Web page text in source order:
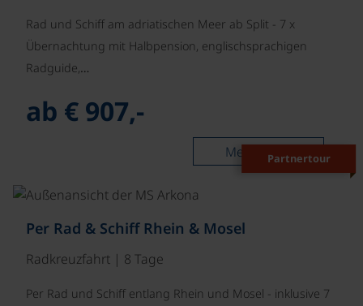
Rad und Schiff am adriatischen Meer ab Split - 7 x
Übernachtung mit Halbpension, englischsprachigen
Radguide,…
ab € 907,-
Mehr lesenPartnertour
Per Rad & Schiff Rhein & Mosel
Radkreuzfahrt | 8 Tage
Per Rad und Schiff entlang Rhein und Mosel - inklusive 7